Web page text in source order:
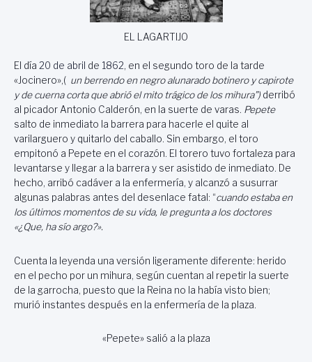
EL LAGARTIJO
El día 20 de abril de 1862, en el segundo toro de la tarde
«Jocinero»,( un berrendo en negro alunarado botinero y capirote
y de cuerna corta que abrió el mito trágico de los mihura”) derribó
al picador Antonio Calderón, en la suerte de varas. Pepete
salto de inmediato la barrera para hacerle el quite al
varilarguero y quitarlo del caballo. Sin embargo, el toro
empitonó a Pepete en el corazón. El torero tuvo fortaleza para
levantarse y llegar a la barrera y ser asistido de inmediato. De
hecho, arribó cadáver a la enfermería, y alcanzó a susurrar
algunas palabras antes del desenlace fatal: “cuando estaba en
los últimos momentos de su vida, le pregunta a los doctores
«¿Que, ha sío argo?».
Cuenta la leyenda una versión ligeramente diferente: herido
en el pecho por un mihura, según cuentan al repetir la suerte
de la garrocha, puesto que la Reina no la había visto bien;
murió instantes después en la enfermería de la plaza.
«Pepete» salió a la plaza